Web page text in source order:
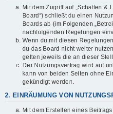
Mit dem Zugriff auf „Schatten &
Board“) schließt du einen
Boards ab (im Folgenden
nachfolgenden Regelungen
Wenn du mit diesen
du das Board nicht weiter
gelten jeweils die an dieser
Der Nutzungsvertrag wird auf
kann von beiden Seiten ohne
gekündigt werden.
2. EINRÄUMUNG VON
Mit dem Erstellen eines